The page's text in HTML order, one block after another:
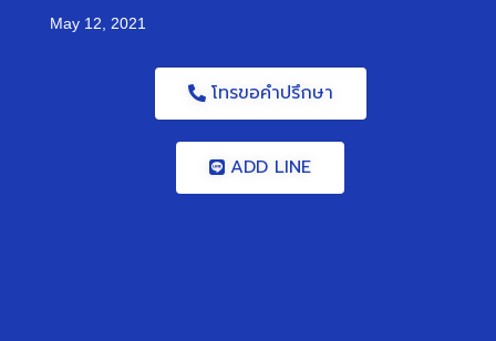
May 12, 2021
โทรขอคำปรึกษา
ADD LINE